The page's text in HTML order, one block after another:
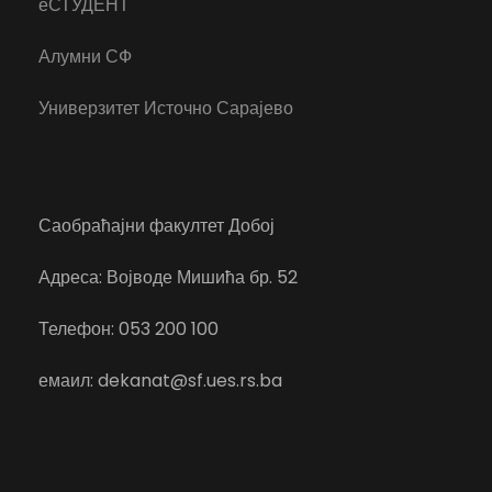
Алумни СФ
Универзитет Источно Сарајево
Саобраћајни факултет Добој
Адреса: Војводе Мишића бр. 52
Телефон: 053 200 100
емаил: dekanat@sf.ues.rs.ba